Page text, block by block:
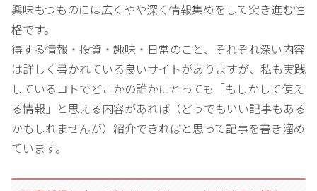
興味もつものには広くやや深く情報集めをして突き進む性
格です。
得する情報・投資・趣味・日常のこと、それぞれ深い内容
は詳しく書かれている良いサイトがありますが、私も実践
しているコトでどこかの誰かにとっても「もしかして使え
る情報」と思える内容があれば（どうでもいい記事もある
かもしれませんが）紹介できればと思って記事を書き溜め
ています。